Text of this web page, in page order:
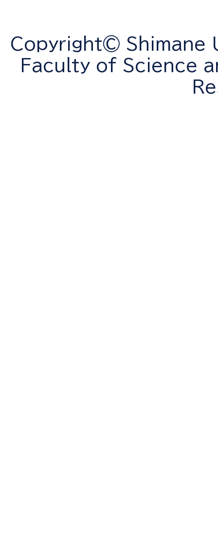
Copyright© Shimane
Faculty of Science